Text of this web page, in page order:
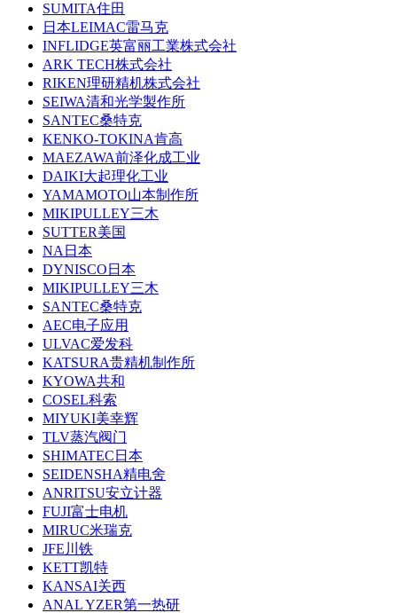
SUMITA住田
日本LEIMAC雷马克
INFLIDGE英富丽工業株式会社
ARK TECH株式会社
RIKEN理研精机株式会社
SEIWA清和光学製作所
SANTEC桑特克
KENKO-TOKINA肯高
MAEZAWA前泽化成工业
DAIKI大起理化工业
YAMAMOTO山本制作所
MIKIPULLEY三木
SUTTER美国
NA日本
DYNISCO日本
MIKIPULLEY三木
SANTEC桑特克
AEC电子应用
ULVAC爱发科
KATSURA贵精机制作所
KYOWA共和
COSEL科索
MIYUKI美幸辉
TLV蒸汽阀门
SHIMATEC日本
SEIDENSHA精电舍
ANRITSU安立计器
FUJI富士电机
MIRUC米瑞克
JFE川铁
KETT凯特
KANSAI关西
ANAL YZER第一热研